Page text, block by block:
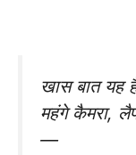
खास बात
महंगे कैमरा,
—